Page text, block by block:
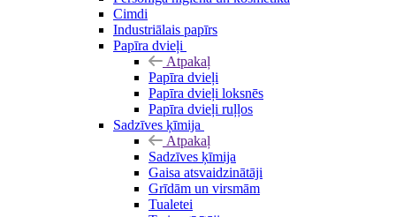
Cimdi
Industriālais papīrs
Papīra dvieļi
Atpakaļ
Papīra dvieļi
Papīra dvieļi loksnēs
Papīra dvieļi ruļļos
Sadzīves ķīmija
Atpakaļ
Sadzīves ķīmija
Gaisa atsvaidzinātāji
Grīdām un virsmām
Tualetei